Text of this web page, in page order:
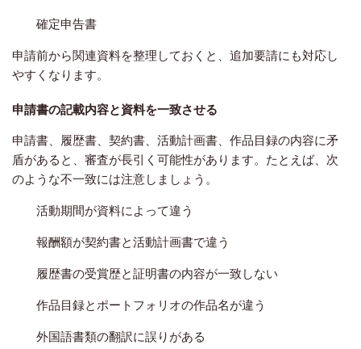
確定申告書
申請前から関連資料を整理しておくと、追加要請にも対応し
やすくなります。
申請書の記載内容と資料を一致させる
申請書、履歴書、契約書、活動計画書、作品目録の内容に矛
盾があると、審査が長引く可能性があります。たとえば、次
のような不一致には注意しましょう。
活動期間が資料によって違う
報酬額が契約書と活動計画書で違う
履歴書の受賞歴と証明書の内容が一致しない
作品目録とポートフォリオの作品名が違う
外国語書類の翻訳に誤りがある